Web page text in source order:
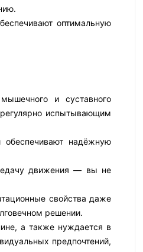
оптимальную
и суставного
испытывающим
надёжную
движения — вы не
свойства даже
решении.
а также нуждается в
предпочтений,